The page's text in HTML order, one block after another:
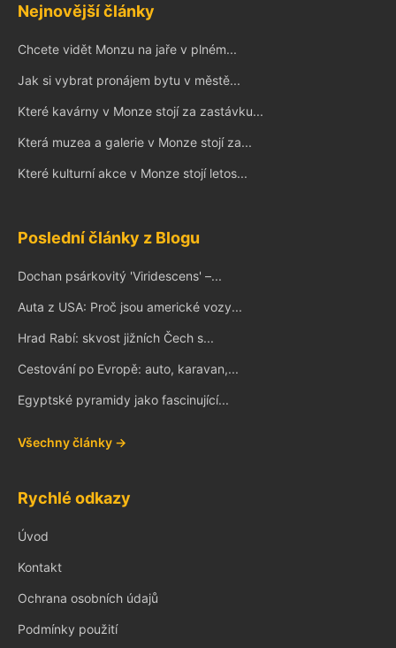
Nejnovější články
Chcete vidět Monzu na jaře v plném...
Jak si vybrat pronájem bytu v městě...
Které kavárny v Monze stojí za zastávku...
Která muzea a galerie v Monze stojí za...
Které kulturní akce v Monze stojí letos...
Poslední články z Blogu
Dochan psárkovitý 'Viridescens' –...
Auta z USA: Proč jsou americké vozy...
Hrad Rabí: skvost jižních Čech s...
Cestování po Evropě: auto, karavan,...
Egyptské pyramidy jako fascinující...
Všechny články →
Rychlé odkazy
Úvod
Kontakt
Ochrana osobních údajů
Podmínky použití